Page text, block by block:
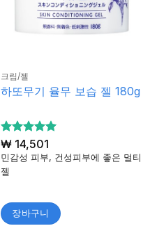
크림/젤
하또무기 율무 보습 젤 180g
5 중에서
5로 평가
됨
₩14,501
민감성 피부, 건성피부에 좋은 멀티
젤
장바구니